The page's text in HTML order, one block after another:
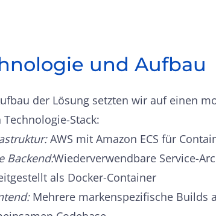
und Aufbau
der Lösung setzten wir auf einen
Technologie-Stack:
AWS mit Amazon ECS für
Backend:Wiederverwendbare Service-
als Docker-Container
Mehrere markenspezifische Builds